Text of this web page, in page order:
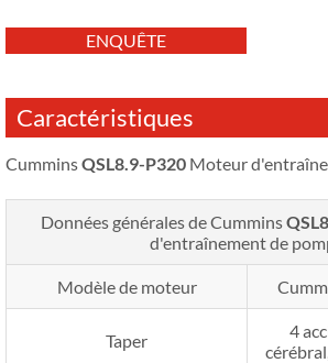
ENQUÊTE
Caractéristiques
CumminsQSL8.9-P320 Moteur
Données générales de Cummins
d'entraînement de
Modèle de moteur
Taper
4